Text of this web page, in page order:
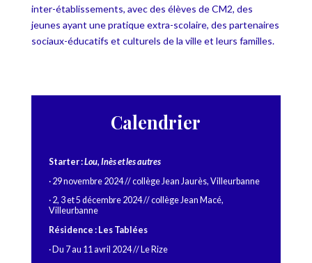
inter-établissements, avec des élèves de CM2, des
jeunes ayant une pratique extra-scolaire, des partenaires
sociaux-éducatifs et culturels de la ville et leurs familles.
Calendrier
Starter :Lou, Inès et les autres
· 29 novembre 2024 // collège Jean Jaurès, Villeurbanne
· 2, 3 et 5 décembre 2024 // collège Jean Macé,
Villeurbanne
Résidence : Les Tablées
· Du 7 au 11 avril 2024 // Le Rize